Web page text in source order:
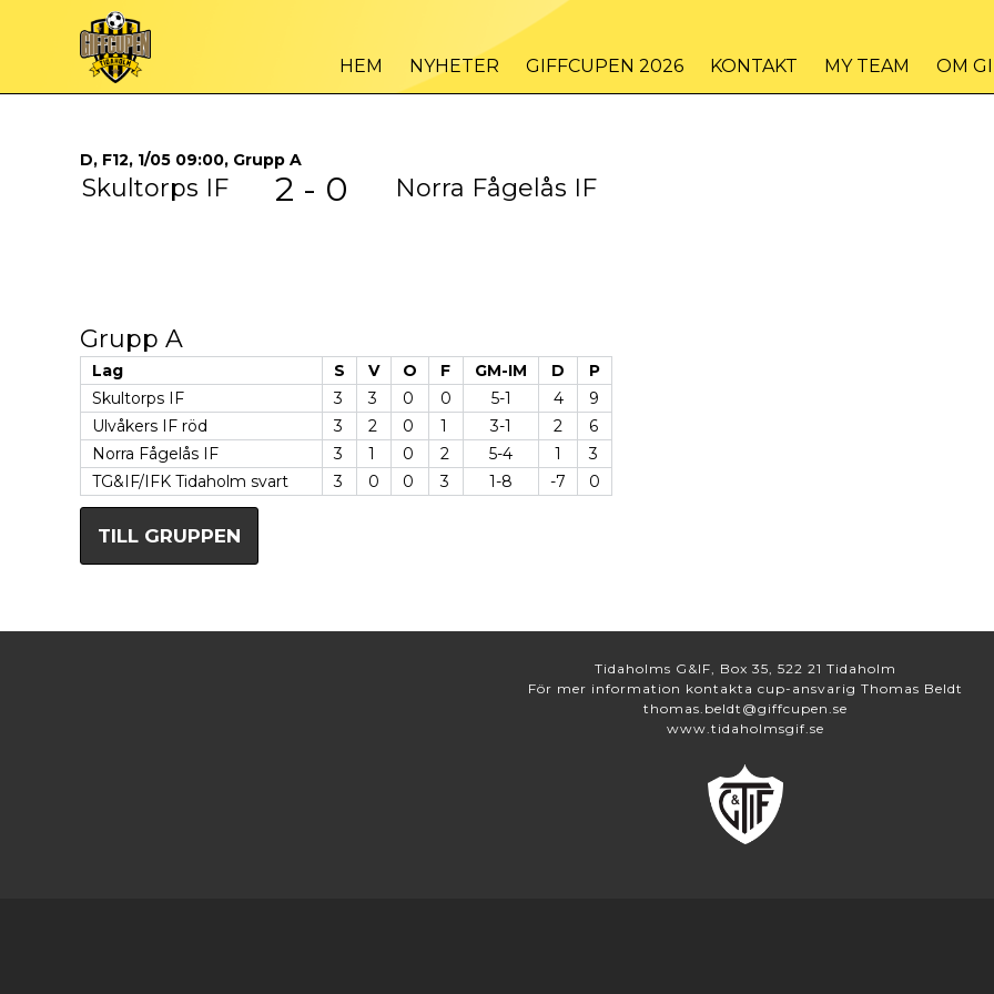
HEM NYHETER GIFFCUPEN 2026 KONTAKT MY TEAM OM
D, F12, 1/05 09:00, Grupp A
Skultorps IF 2 - 0 Norra Fågelås IF
Grupp A
Lag S V O F GM-IM D
P
Skultorps IF
3 3 0 0 5-1 4
9
Ulvåkers IF röd
3 2 0 1 3-1 2
6
Norra Fågelås IF
3 1 0 2 5-4 1
3
TG&IF/IFK Tidaholm svart
3 0 0 3 1-8 -7 0
TILL GRUPPEN
Tidaholms G&IF, Box 35, 522 21 Tidaholm
För mer information kontakta cup-ansvarig Thomas Beldt
thomas.beldt@giffcupen.se
www.tidaholmsgif.se